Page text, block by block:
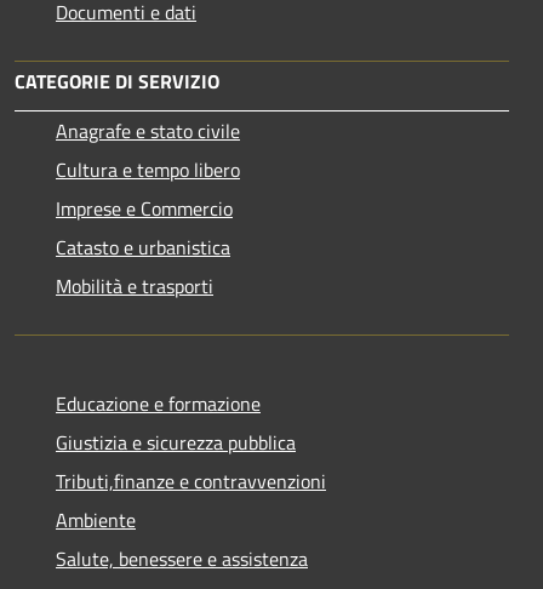
Documenti e dati
CATEGORIE DI SERVIZIO
Anagrafe e stato civile
Cultura e tempo libero
Imprese e Commercio
Catasto e urbanistica
Mobilità e trasporti
Educazione e formazione
Giustizia e sicurezza pubblica
Tributi,finanze e contravvenzioni
Ambiente
Salute, benessere e assistenza